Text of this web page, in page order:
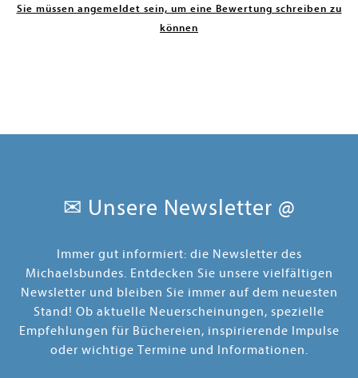
Sie müssen angemeldet sein, um eine Bewertung schreiben zu
können
✉ Unsere Newsletter @
Immer gut informiert: die Newsletter des
Michaelsbundes. Entdecken Sie unsere vielfältigen
Newsletter und bleiben Sie immer auf dem neuesten
Stand! Ob aktuelle Neuerscheinungen, spezielle
Empfehlungen für Büchereien, inspirierende Impulse
oder wichtige Termine und Informationen.